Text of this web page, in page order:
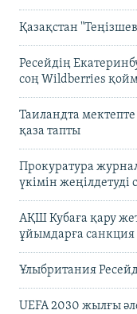
Қазақстан
Ресейдің
соң Wildberries
Таиландта
қаза тапты
Прокуратура
үкімін жеңілдетуді
АҚШ Кубаға қару
ұйымдарға санкция
Ұлыбритания
UEFA 2030 жылғы